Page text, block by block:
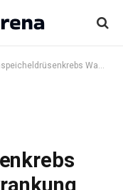
Was über seine Erkrankung bekannt ist